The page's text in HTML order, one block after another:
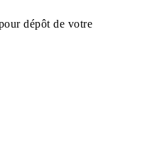
dépôt de votre